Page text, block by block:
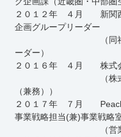
２０１２年 ４月 新関西
企画グループリーダー
（同社 経営戦
ーダー）
２０１６年 ４月 株式
（株式会社IGPI
（兼務））
２０１７年 ７月 Peach
事業戦略担当(兼)事業戦略
（営業統括本部